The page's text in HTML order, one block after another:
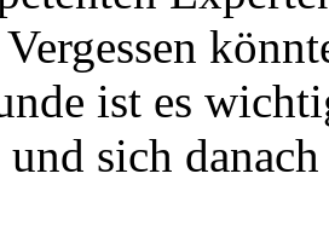
ist es
und sich